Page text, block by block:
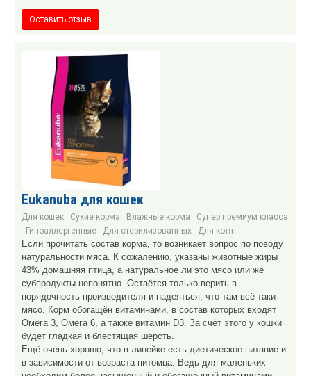
Оставить отзыв
Eukanuba для кошек
Для кошек Сухие корма Влажные корма
Супер премиум класса
Гипоаллергенные
Для стерилизованных Для котят
Если прочитать состав корма, то возникает вопрос по поводу
натуральности мяса. К сожалению, указаны животные жиры
43% домашняя птица, а натуральное ли это мясо или же
субпродукты непонятно. Остаётся только верить в
порядочность производителя и надеяться, что там всё таки
мясо. Корм обогащён витаминами, в состав которых входят
Омега 3, Омега 6, а также витамин D3. За счёт этого у кошки
будет гладкая и блестящая шерсть.
Ещё очень хорошо, что в линейке есть диетическое питание и
в зависимости от возраста питомца. Ведь для маленьких